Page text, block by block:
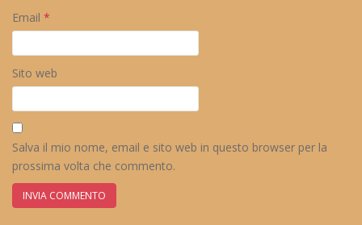
Email *
Sito web
Salva il mio nome, email e sito web in questo browser per la
prossima volta che commento.